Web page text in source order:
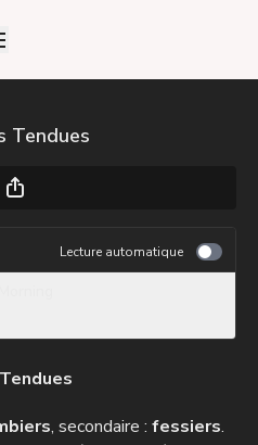
Tendues
Lecture automatique
, secondaire : fessiers.